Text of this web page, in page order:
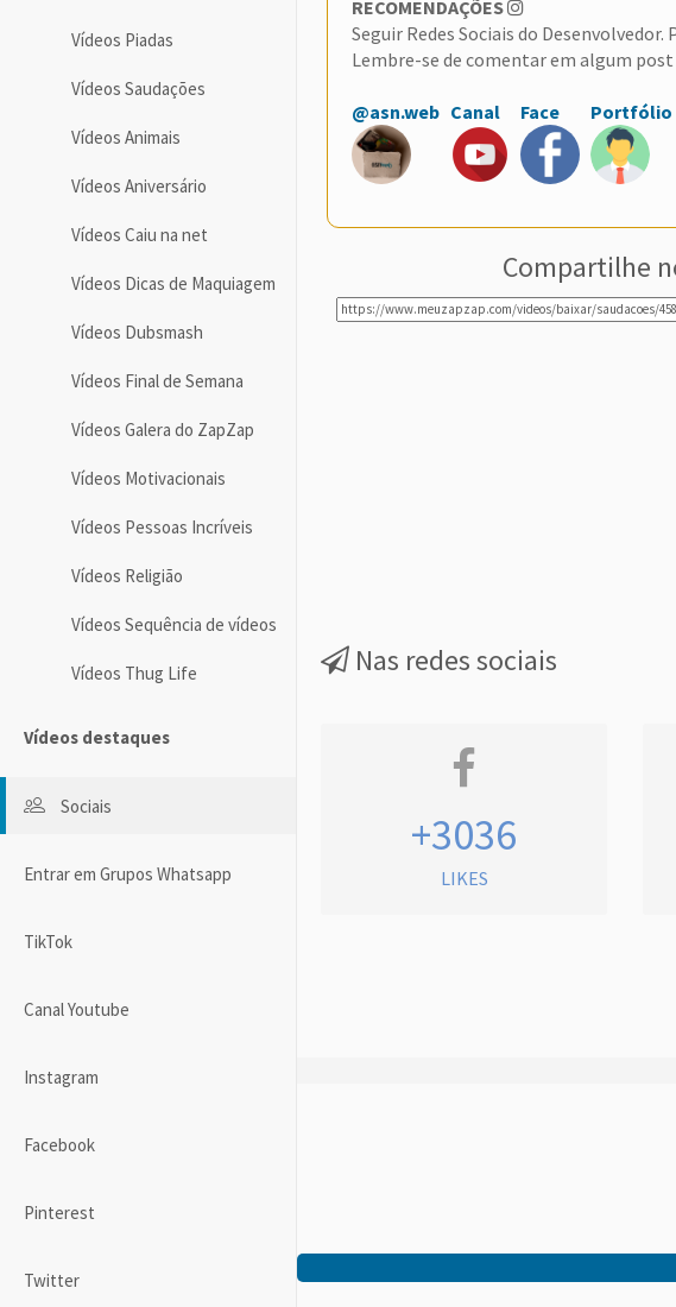
Vídeos Piadas
Vídeos Saudações
Vídeos Animais
Vídeos Aniversário
Vídeos Caiu na net
Vídeos Dicas de Maquiagem
Vídeos Dubsmash
Vídeos Final de Semana
Vídeos Galera do ZapZap
Vídeos Motivacionais
Vídeos Pessoas Incríveis
Vídeos Religião
Vídeos Sequência de vídeos
Vídeos Thug Life
Vídeos destaques
Sociais
Entrar em Grupos Whatsapp
TikTok
Canal Youtube
Instagram
Facebook
Pinterest
Twitter
RECOMENDAÇÕES
Seguir Redes Sociais do Desenvolvedor.
Lembre-se de comentar em algum
@asn.web Canal Face Portfólio
Compartilhe
Nas redes sociais
+3036
LIKES